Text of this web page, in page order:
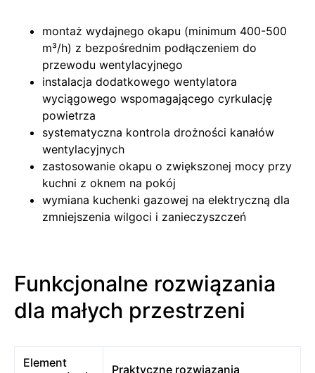
montaż wydajnego okapu (minimum 400-500
m³/h) z bezpośrednim podłączeniem do
przewodu wentylacyjnego
instalacja dodatkowego wentylatora
wyciągowego wspomagającego cyrkulację
powietrza
systematyczna kontrola drożności kanałów
wentylacyjnych
zastosowanie okapu o zwiększonej mocy przy
kuchni z oknem na pokój
wymiana kuchenki gazowej na elektryczną dla
zmniejszenia wilgoci i zanieczyszczeń
Funkcjonalne rozwiązania
dla małych przestrzeni
Element
Praktyczne rozwiązania